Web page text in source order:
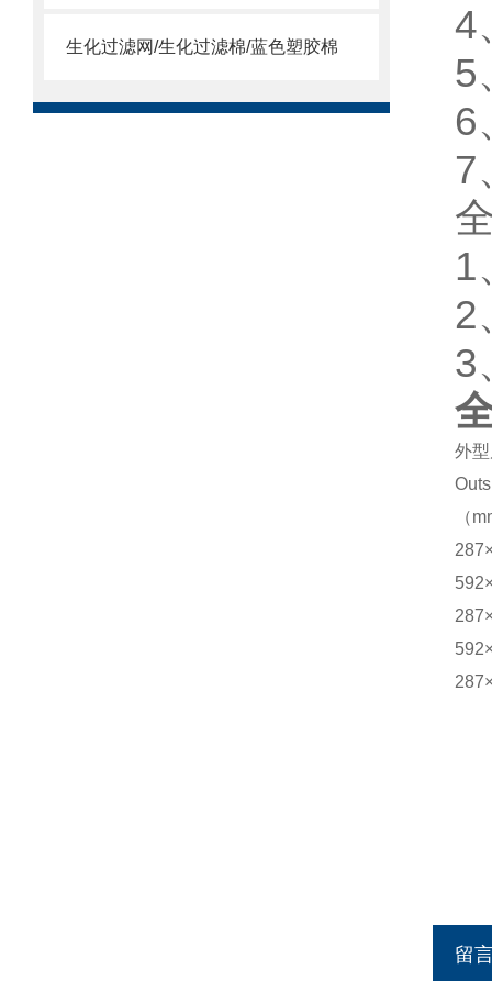
生化过滤网/生化过滤棉/蓝色塑胶棉
4
5
6
7
1
2
3
外
（
留